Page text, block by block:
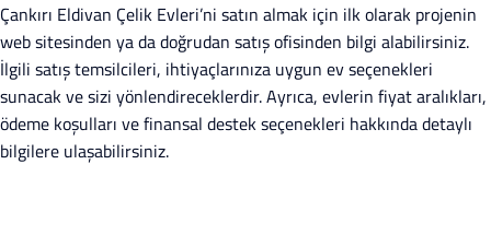
Çankırı Eldivan Çelik Evleri’ni satın almak için ilk olarak projenin
web sitesinden ya da doğrudan satış ofisinden bilgi alabilirsiniz.
İlgili satış temsilcileri, ihtiyaçlarınıza uygun ev seçenekleri
sunacak ve sizi yönlendireceklerdir. Ayrıca, evlerin fiyat aralıkları,
ödeme koşulları ve finansal destek seçenekleri hakkında detaylı
bilgilere ulaşabilirsiniz.